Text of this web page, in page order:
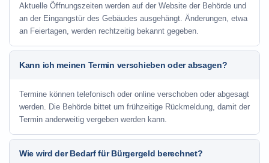
Aktuelle Öffnungszeiten werden auf der Website der Behörde und
an der Eingangstür des Gebäudes ausgehängt. Änderungen, etwa
an Feiertagen, werden rechtzeitig bekannt gegeben.
Kann ich meinen Termin verschieben oder absagen?
Termine können telefonisch oder online verschoben oder abgesagt
werden. Die Behörde bittet um frühzeitige Rückmeldung, damit der
Termin anderweitig vergeben werden kann.
Wie wird der Bedarf für Bürgergeld berechnet?